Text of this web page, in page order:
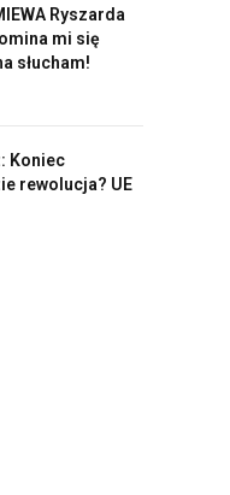
Ryszarda
mi się
słucham!
Koniec
rewolucja? UE